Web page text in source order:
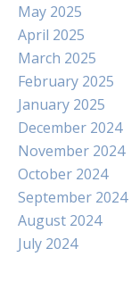
May 2025
April 2025
March 2025
February 2025
January 2025
December 2024
November 2024
October 2024
September 2024
August 2024
July 2024